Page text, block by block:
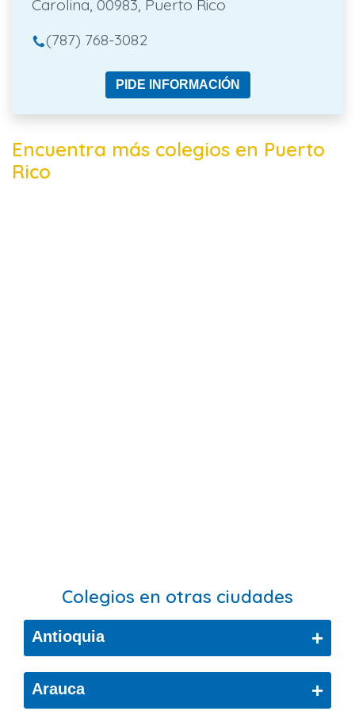
Carolina, 00983, Puerto Rico
(787) 768-3082
PIDE INFORMACIÓN
Encuentra más colegios en Puerto
Rico
Colegios en otras ciudades
Antioquia +
Bello
Arauca +